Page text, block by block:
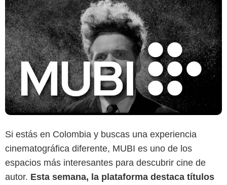
Si estás en Colombia y buscas una experiencia
cinematográfica diferente, MUBI es uno de los
espacios más interesantes para descubrir cine de
autor. Esta semana, la plataforma destaca títulos